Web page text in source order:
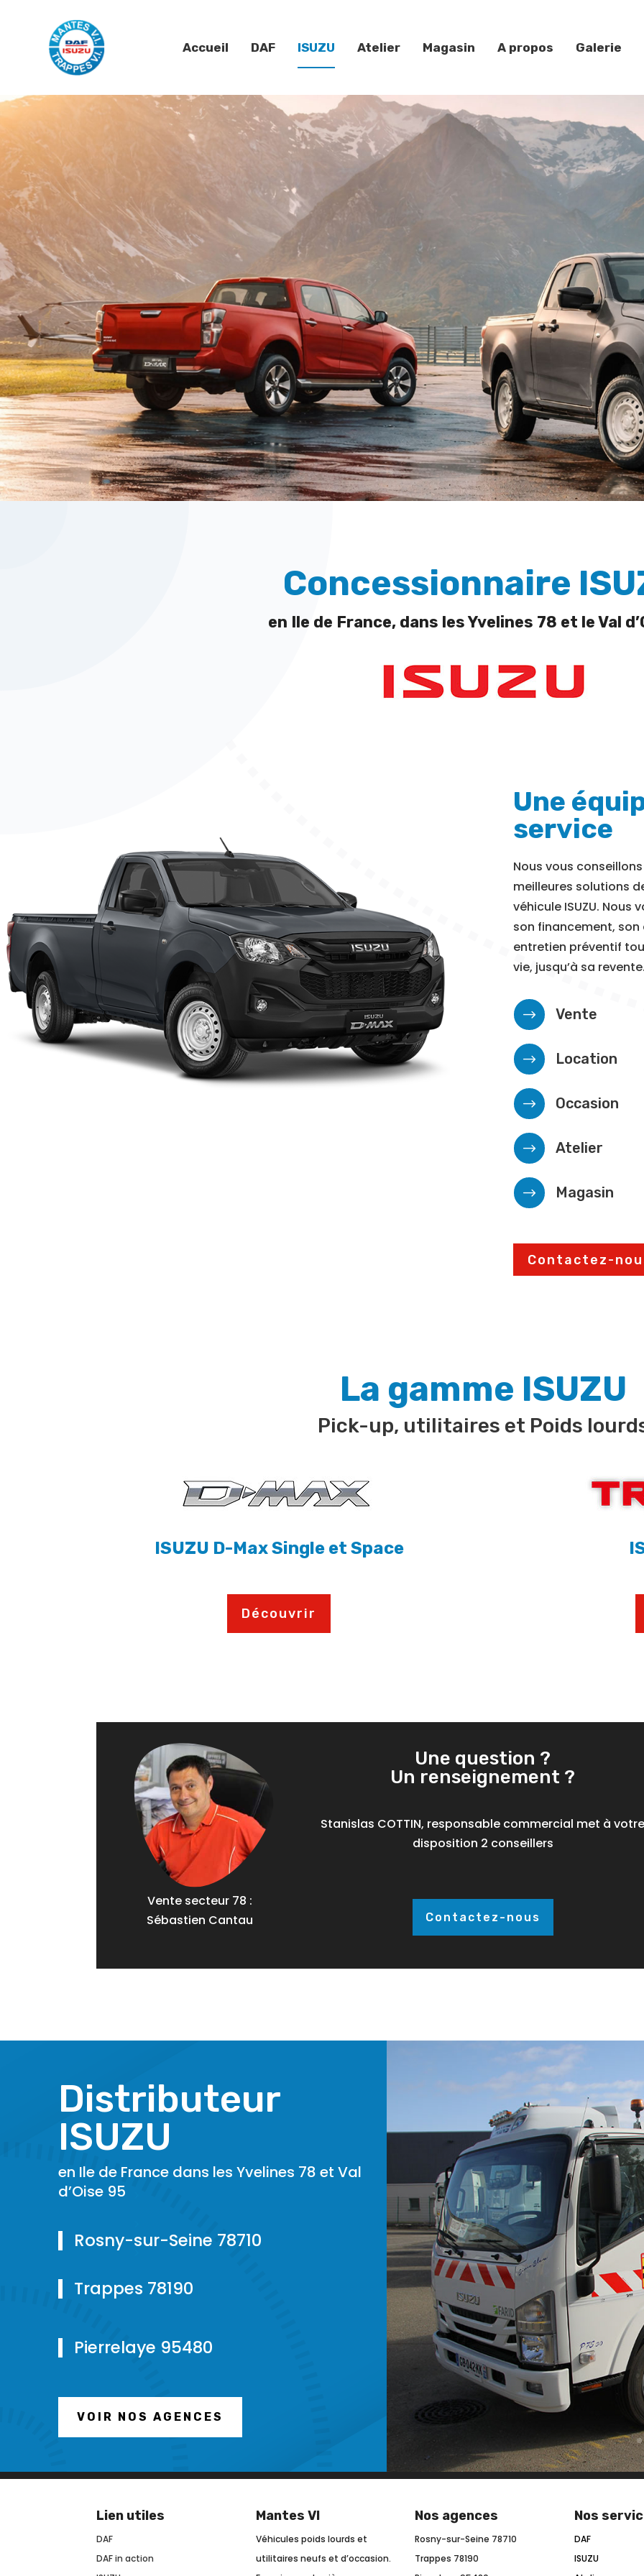
Accueil DAF ISUZU Atelier Magasin A propos Galerie
Concessionnaire
en Ile de France, dans les Yvelines 78 et le Val
Une
service
Nous vous
meilleures solutions
véhicule ISUZU.
son financement,
entretien préventif
vie, jusqu’à sa
$ Vente
$ Location
$ Occasion
$ Atelier
$ Magasin
Contactez-
La gamme ISUZU
Pick-up, utilitaires et Poids
ISUZU D-Max Single et Space
Découvrir
Vente secteur 78 :
Sébastien Cantau
Une question ?
Un renseignement ?
Stanislas COTTIN, responsable commercial met à
disposition 2 conseillers
Contactez-nous
Distributeur
ISUZU
en Ile de France dans les Yvelines 78 et Val
d’Oise 95
Rosny-sur-Seine 78710
Trappes 78190
Pierrelaye 95480
VOIR NOS AGENCES
Lien utiles
DAF
DAF in action
Mantes VI
Véhicules poids lourds et
utilitaires neufs et d’occasion.
Nos agences
Rosny-sur-Seine 78710
Trappes 78190
Nos
DAF
ISUZU